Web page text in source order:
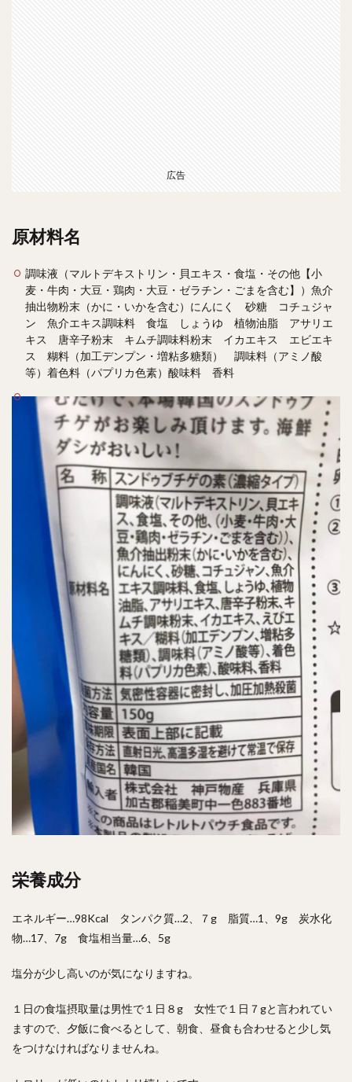
広告
原材料名
調味液（マルトデキストリン・貝エキス・食塩・その他【小
麦・牛肉・大豆・鶏肉・大豆・ゼラチン・ごまを含む】）魚介
抽出物粉末（かに・いかを含む）にんにく 砂糖 コチュジャ
ン 魚介エキス調味料 食塩 しょうゆ 植物油脂 アサリエ
キス 唐辛子粉末 キムチ調味料粉末 イカエキス エビエキ
ス 糊料（加工デンプン・増粘多糖類） 調味料（アミノ酸
等）着色料（パプリカ色素）酸味料 香料
栄養成分
エネルギー…98Kcal タンパク質…2、７g 脂質…1、9g 炭水化
物…17、7g 食塩相当量…6、5g
塩分が少し高いのが気になりますね。
１日の食塩摂取量は男性で１日８g 女性で１日７gと言われてい
ますので、夕飯に食べるとして、朝食、昼食も合わせると少し気
をつけなければなりませんね。